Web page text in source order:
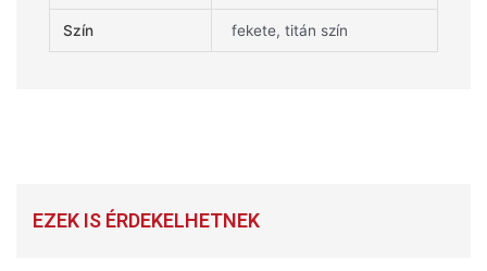
Szín fekete, titán szín
EZEK IS ÉRDEKELHETNEK